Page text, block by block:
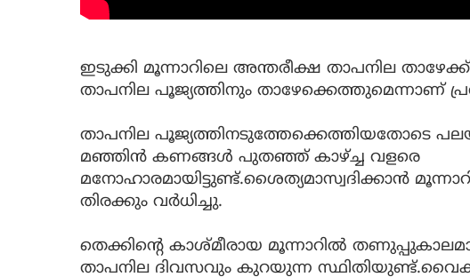
ഇടുക്കി മൂന്നാറിലെ അന്തരീക്ഷ താപനില
താപനില പൂജ്യത്തിനും താഴേക്കെത്തുമെന്നാണ്
താപനില പൂജ്യത്തിനടുത്തേക്കെത്തിയതോടെ
മഞ്ഞിന്‍ കണങ്ങള്‍ പുതഞ്ഞ് കാഴ്ച്ച വളരെ
മനോഹാരമായിട്ടുണ്ട്.ശൈത്യമാസ്വദിക്കാന്‍
തിരക്കും വര്‍ധിച്ചു.
തെക്കിന്റെ കാശ്മീരായ മൂന്നാറില്‍
താപനില ദിവസവും കുറയുന്ന